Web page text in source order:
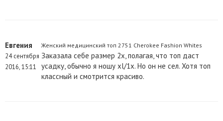
Евгения
24 сентября
2016, 15:11
Женский медицинский топ 2751 Cherokee Fashion Whites
Заказала себе размер 2х, полагая, что топ даст
усадку, обычно я ношу xl/1x. Но он не сел. Хотя топ
классный и смотрится красиво.